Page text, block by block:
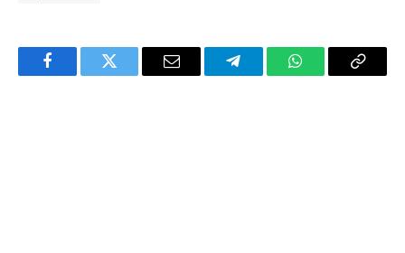
FacebookTwitter Email TelegramWhatsAppCopy